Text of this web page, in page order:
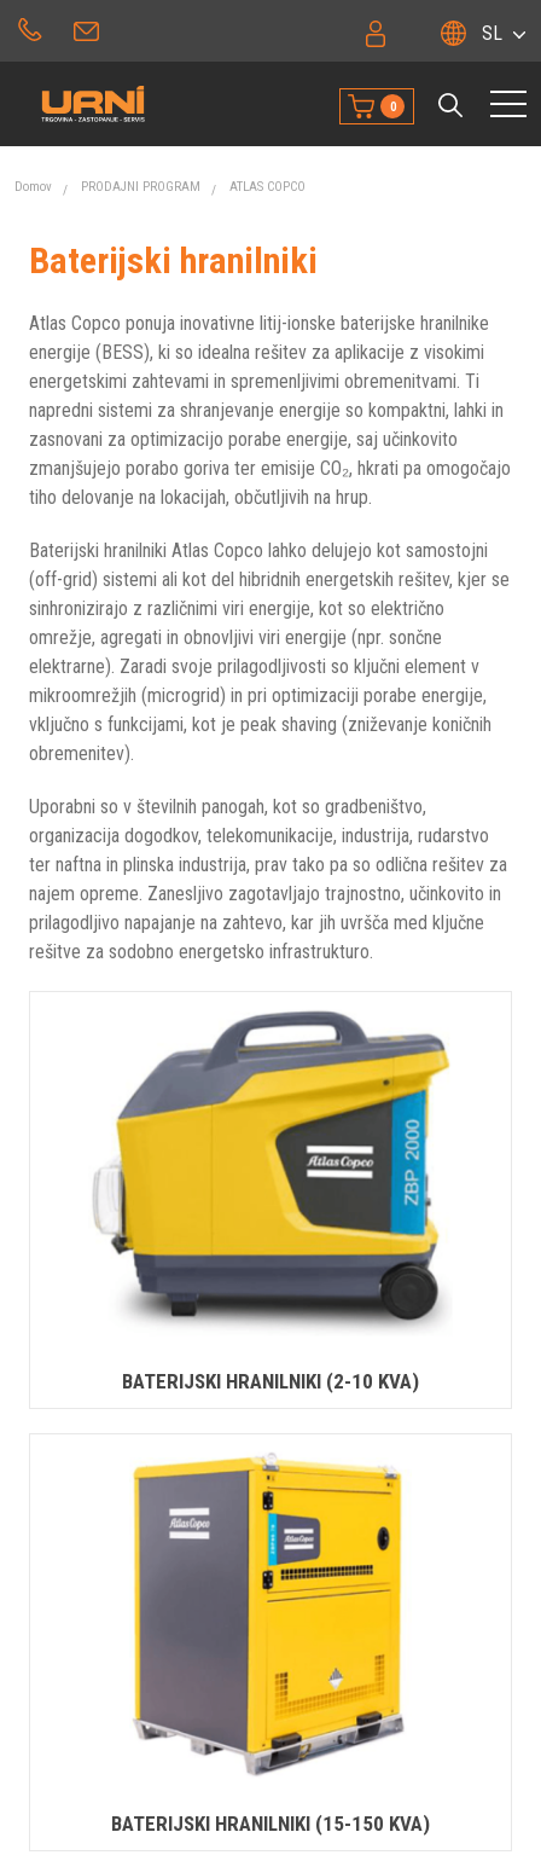
SL
0
Domov PRODAJNI PROGRAM ATLAS COPCO
Baterijski hranilniki
Atlas Copco ponuja inovativne litij-ionske baterijske hranilnike
energije (BESS), ki so idealna rešitev za aplikacije z visokimi
energetskimi zahtevami in spremenljivimi obremenitvami. Ti
napredni sistemi za shranjevanje energije so kompaktni, lahki in
zasnovani za optimizacijo porabe energije, saj učinkovito
zmanjšujejo porabo goriva ter emisije CO₂, hkrati pa omogočajo
tiho delovanje na lokacijah, občutljivih na hrup.
Baterijski hranilniki Atlas Copco lahko delujejo kot samostojni
(off-grid) sistemi ali kot del hibridnih energetskih rešitev, kjer se
sinhronizirajo z različnimi viri energije, kot so električno
omrežje, agregati in obnovljivi viri energije (npr. sončne
elektrarne). Zaradi svoje prilagodljivosti so ključni element v
mikroomrežjih (microgrid) in pri optimizaciji porabe energije,
vključno s funkcijami, kot je peak shaving (zniževanje koničnih
obremenitev).
Uporabni so v številnih panogah, kot so gradbeništvo,
organizacija dogodkov, telekomunikacije, industrija, rudarstvo
ter naftna in plinska industrija, prav tako pa so odlična rešitev za
najem opreme. Zanesljivo zagotavljajo trajnostno, učinkovito in
prilagodljivo napajanje na zahtevo, kar jih uvršča med ključne
rešitve za sodobno energetsko infrastrukturo.
BATERIJSKI HRANILNIKI (2-10 KVA)
BATERIJSKI HRANILNIKI (15-150 KVA)